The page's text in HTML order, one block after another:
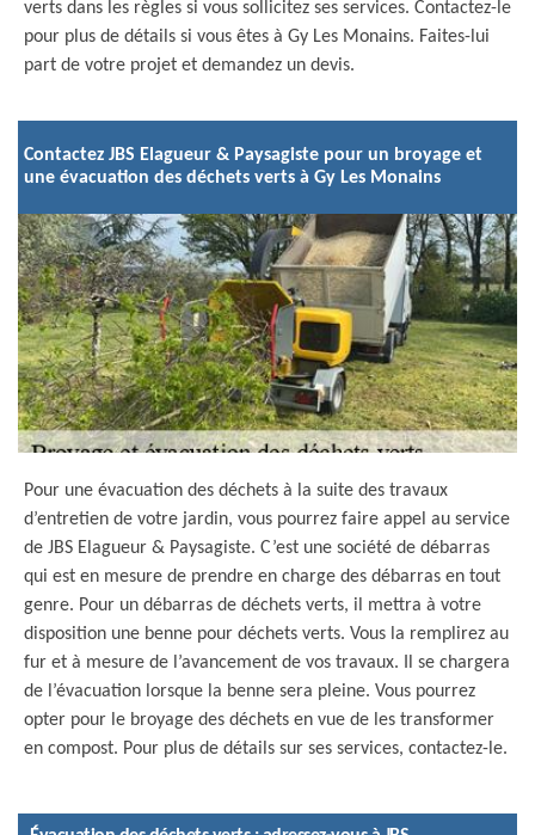
verts dans les règles si vous sollicitez ses services. Contactez-le
pour plus de détails si vous êtes à Gy Les Monains. Faites-lui
part de votre projet et demandez un devis.
Contactez JBS Elagueur & Paysagiste pour un broyage et
une évacuation des déchets verts à Gy Les Monains
Pour une évacuation des déchets à la suite des travaux
d’entretien de votre jardin, vous pourrez faire appel au service
de JBS Elagueur & Paysagiste. C’est une société de débarras
qui est en mesure de prendre en charge des débarras en tout
genre. Pour un débarras de déchets verts, il mettra à votre
disposition une benne pour déchets verts. Vous la remplirez au
fur et à mesure de l’avancement de vos travaux. Il se chargera
de l’évacuation lorsque la benne sera pleine. Vous pourrez
opter pour le broyage des déchets en vue de les transformer
en compost. Pour plus de détails sur ses services, contactez-le.